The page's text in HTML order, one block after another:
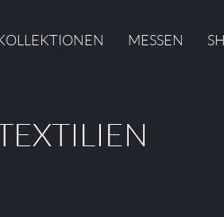
MESSEN